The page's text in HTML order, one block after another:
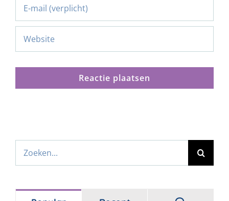
Zoeken